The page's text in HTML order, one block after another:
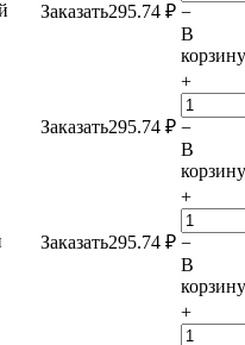
Заказать295.74 ₽ −
В
корзину
Заказать295.74 ₽
+
−
В
корзину
Заказать295.74 ₽
+
−
В
корзину
+